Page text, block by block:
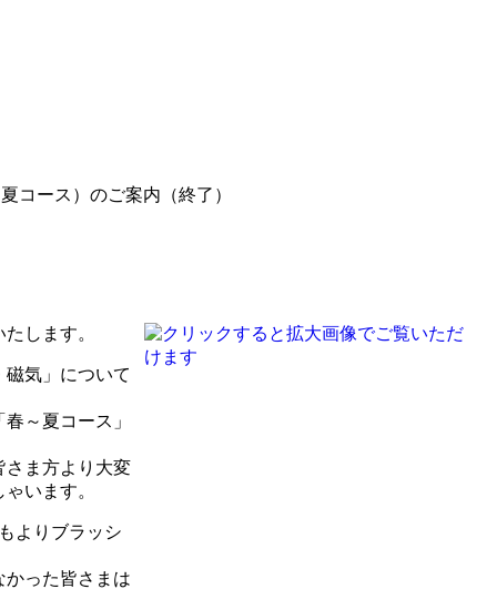
コース）のご案内（終了）
します。
気」について
～夏コース」
さま方より大変
います。
よりブラッシ
かった皆さまは